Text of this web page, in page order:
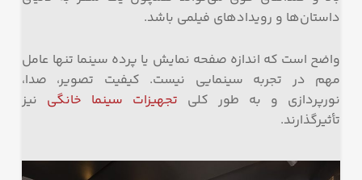
داستان‌ها و رویدادهای فیلمی باشد.
واضح است که اندازه صفحه نمایش یا پرده سینما تنها عامل
مهم در تجربه سینمایی نیست. کیفیت تصویر، صدا،
نورپردازی و به طور کلی تجهیزات سینما خانگی نیز
تأثیرگذارند.